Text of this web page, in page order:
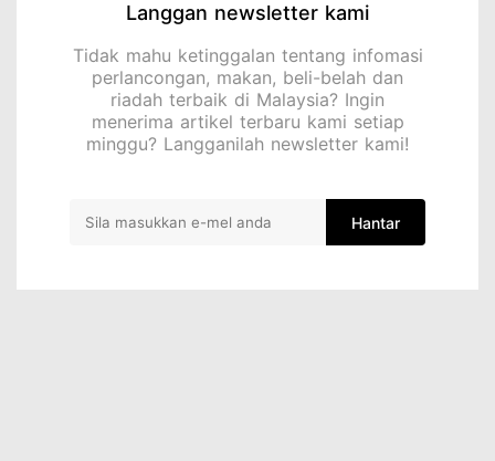
Langgan newsletter kami
Tidak mahu ketinggalan tentang infomasi
perlancongan, makan, beli-belah dan
riadah terbaik di Malaysia? Ingin
menerima artikel terbaru kami setiap
minggu? Langganilah newsletter kami!
Hantar